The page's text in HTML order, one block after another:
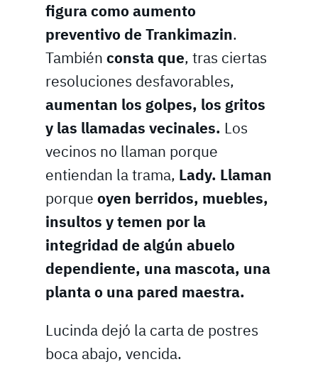
figura como aumento
preventivo de Trankimazin.
También consta que, tras ciertas
resoluciones desfavorables,
aumentan los golpes, los gritos
y las llamadas vecinales. Los
vecinos no llaman porque
entiendan la trama, Lady. Llaman
porque oyen berridos, muebles,
insultos y temen por la
integridad de algún abuelo
dependiente, una mascota, una
planta o una pared maestra.
Lucinda dejó la carta de postres
boca abajo, vencida.